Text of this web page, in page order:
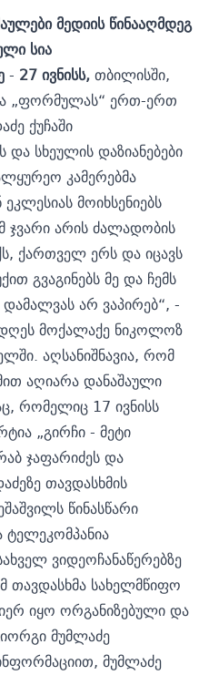
მედიის წინააღმდეგ
სია
- 27 ივნისს,თბილისში,
„ფორმულას“ ერთ-ერთ
ქუჩაში
სხეულის დაზიანებები
კამერებმა
მოიხსენიებს
არის ძალადობის
ქართველ ერს და იცავს
გვაგინებს მე და ჩემს
არ ვაპირებ“, -
მოქალაქე ნიკოლოზ
აღსანიშნავია, რომ
აღიარა დანაშაული
რომელიც 17 ივნისს
„გირჩი - მეტი
ჯაფარიძეს და
თავდასხმის
წინასწარი
ვიდეოჩანაწერებზე
თავდასხმა სახელმწიფო
იყო ორგანიზებული და
მუმლაძე
მუმლაძე